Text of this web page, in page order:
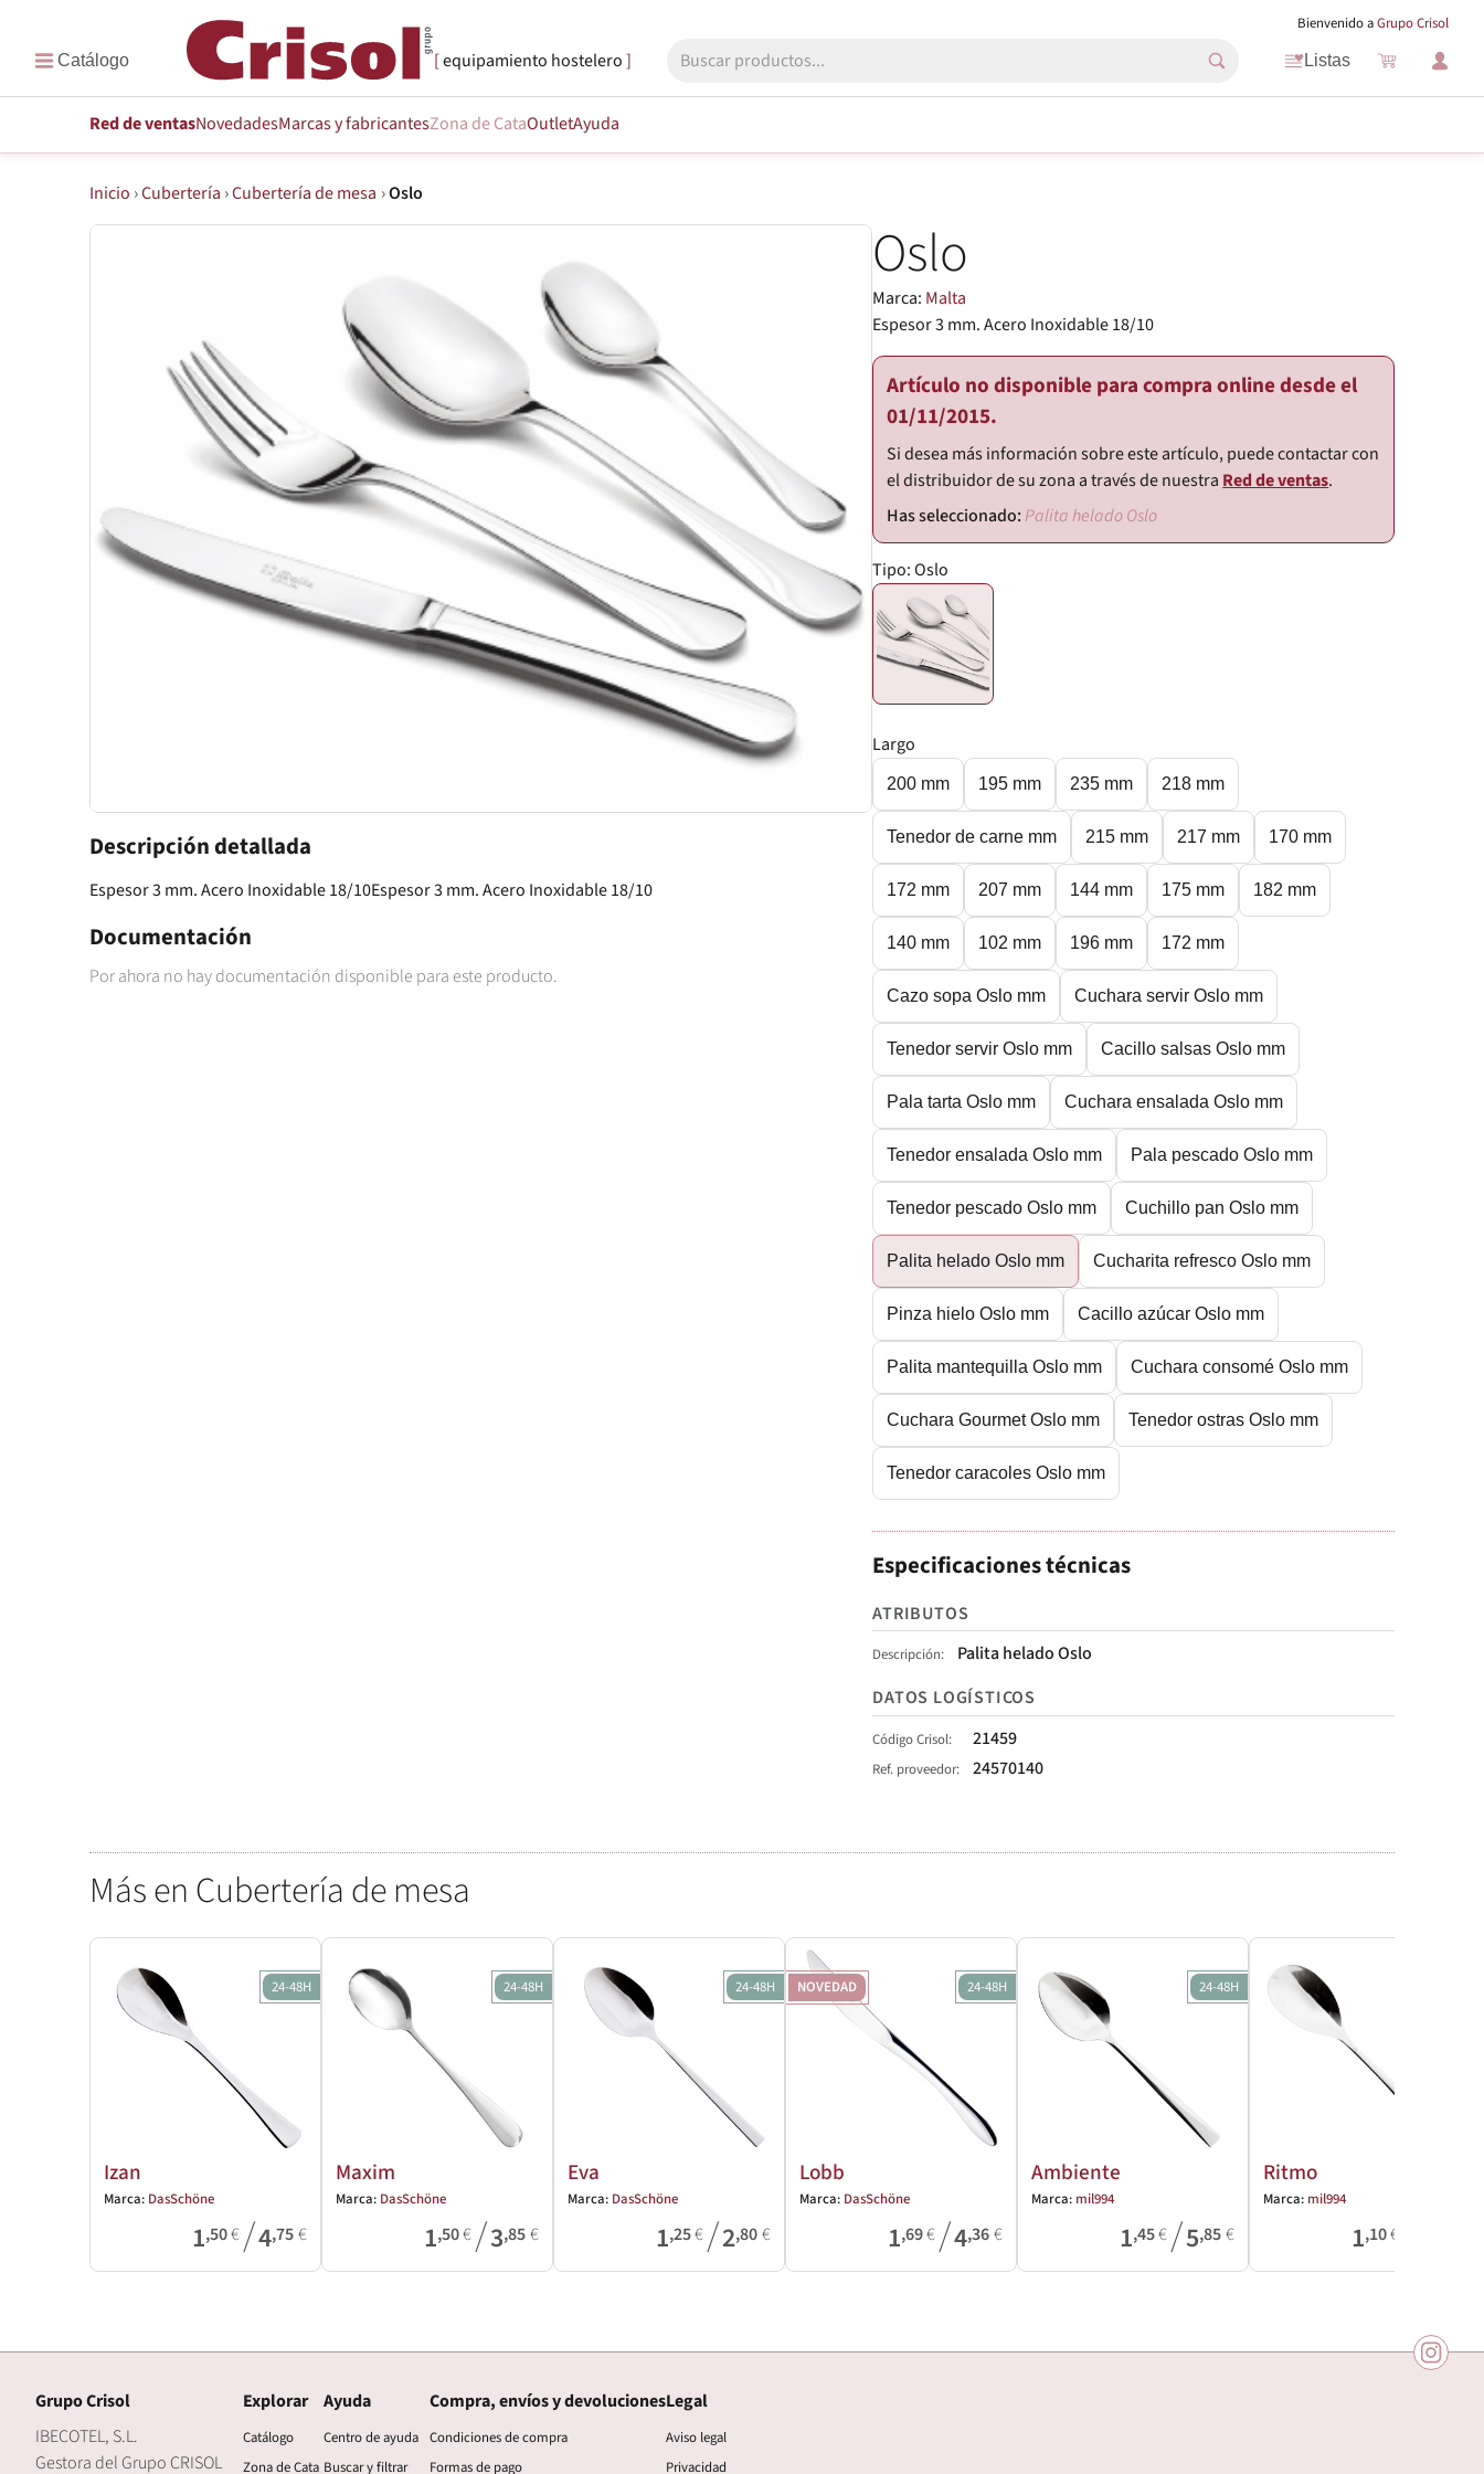
Bienvenido aGrupo Crisol
equipamiento hostelero Listas
Red de ventasNovedadesMarcasy fabricantesZona de CataOutletAyuda
Inicio ›Cubertería ›Cubertería de mesa ›Oslo
Descripción detallada
Espesor 3 mm. Acero Inoxidable 18/10Espesor 3 mm. Acero Inoxidable 18/10
Documentación
Por ahora no hay documentación disponible para este producto.
Oslo
Marca: Malta
Espesor 3 mm. Acero Inoxidable 18/10
Artículo no disponible para compra online desde el
01/11/2015.
Si desea más información sobre este artículo, puede contactar con
el distribuidor de su zona a través de nuestra Red de ventas.
Palita helado Oslo
Tipo:Oslo
Largo
200 mm 195 mm 235 mm 218 mm
Tenedor de carne mm 215 mm 217 mm 170 mm
172 mm 207 mm 144 mm 175 mm 182 mm
140 mm 102 mm 196 mm 172 mm
Cazo sopa Oslo mm Cuchara servir Oslo mm
Tenedor servir Oslo mm Cacillo salsas Oslo mm
Pala tarta Oslo mm Cuchara ensalada Oslo mm
Tenedor ensalada Oslo mm Pala pescado Oslo mm
Tenedor pescado Oslo mm Cuchillo pan Oslo mm
Palita helado Oslo mm Cucharita refresco Oslo mm
Pinza hielo Oslo mm Cacillo azúcar Oslo mm
Palita mantequilla Oslo mm Cuchara consomé Oslo mm
Cuchara Gourmet Oslo mm Tenedor ostras Oslo mm
Tenedor caracoles Oslo mm
Especificaciones técnicas
ATRIBUTOS
Descripción
Palita helado Oslo
DATOS LOGÍSTICOS
Código Crisol 21459
Ref. proveedor 24570140
Más en Cubertería de mesa
24-48H
Izan
Marca: DasSchöne
1,50€/4,75€
24-48H
Maxim
Marca: DasSchöne
1,50€/3,85€
24-48H
Eva
Marca: DasSchöne
1,25€/2,80€
NOVEDAD 24-48H
Lobb
Marca: DasSchöne
1,69€/4,36€
24-48H
Ambiente
Marca: mil994
1,45€/5,85€
Ritmo
Marca: mil994
1,10€
Grupo Crisol
IBECOTEL, S.L.
Gestora del Grupo CRISOL
Explorar
Catálogo
Zona de Cata
Ayuda
Centro de ayuda
Buscar y filtrar
Compra, envíos y devoluciones
Condiciones de compra
Formas de pago
Legal
Aviso legal
Privacidad